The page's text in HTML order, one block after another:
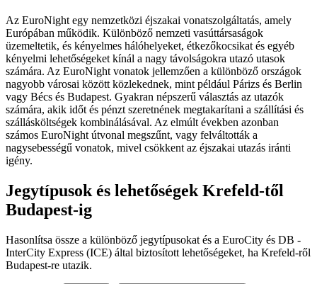
Az EuroNight egy nemzetközi éjszakai vonatszolgáltatás, amely
Európában működik. Különböző nemzeti vasúttársaságok
üzemeltetik, és kényelmes hálóhelyeket, étkezőkocsikat és egyéb
kényelmi lehetőségeket kínál a nagy távolságokra utazó utasok
számára. Az EuroNight vonatok jellemzően a különböző országok
nagyobb városai között közlekednek, mint például Párizs és Berlin
vagy Bécs és Budapest. Gyakran népszerű választás az utazók
számára, akik időt és pénzt szeretnének megtakarítani a szállítási és
szállásköltségek kombinálásával. Az elmúlt években azonban
számos EuroNight útvonal megszűnt, vagy felváltották a
nagysebességű vonatok, mivel csökkent az éjszakai utazás iránti
igény.
Jegytípusok és lehetőségek Krefeld-től
Budapest-ig
Hasonlítsa össze a különböző jegytípusokat és a EuroCity és DB -
InterCity Express (ICE) által biztosított lehetőségeket, ha Krefeld-ről
Budapest-re utazik.